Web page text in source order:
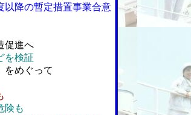
降の暫定措置事業合意
促進へ
を検証
をめぐって
険も